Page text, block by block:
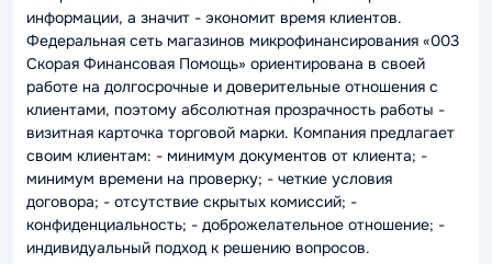
информации, а значит - экономит время клиентов.
Федеральная сеть магазинов микрофинансирования «003
Скорая Финансовая Помощь» ориентирована в своей
работе на долгосрочные и доверительные отношения с
клиентами, поэтому абсолютная прозрачность работы -
визитная карточка торговой марки. Компания предлагает
своим клиентам: - минимум документов от клиента; -
минимум времени на проверку; - четкие условия
договора; - отсутствие скрытых комиссий; -
конфиденциальность; - доброжелательное отношение; -
индивидуальный подход к решению вопросов.